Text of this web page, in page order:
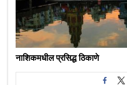
नाशिकमधील प्रसिद्ध ठिकाणे